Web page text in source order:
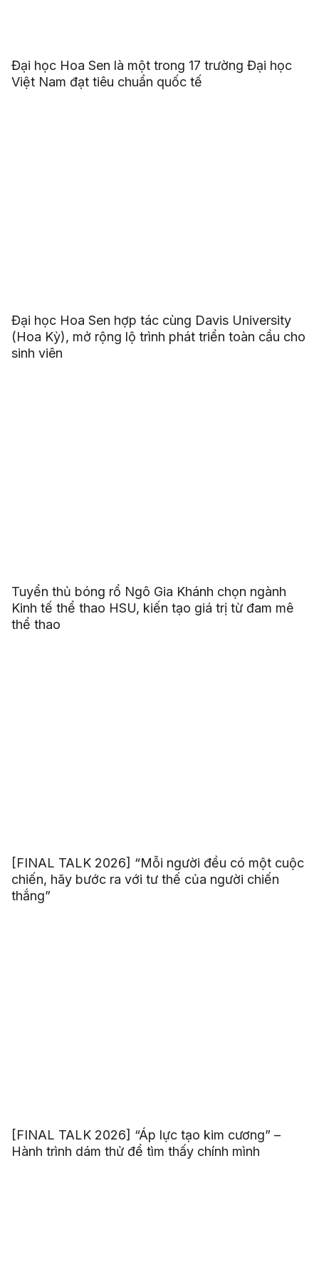
Đại học Hoa Sen là một trong 17 trường Đại học
Việt Nam đạt tiêu chuẩn quốc tế
Đại học Hoa Sen hợp tác cùng Davis University
(Hoa Kỳ), mở rộng lộ trình phát triển toàn cầu cho
sinh viên
Tuyển thủ bóng rổ Ngô Gia Khánh chọn ngành
Kinh tế thể thao HSU, kiến tạo giá trị từ đam mê
thể thao
[FINAL TALK 2026] “Mỗi người đều có một cuộc
chiến, hãy bước ra với tư thế của người chiến
thắng”
[FINAL TALK 2026] “Áp lực tạo kim cương” –
Hành trình dám thử để tìm thấy chính mình